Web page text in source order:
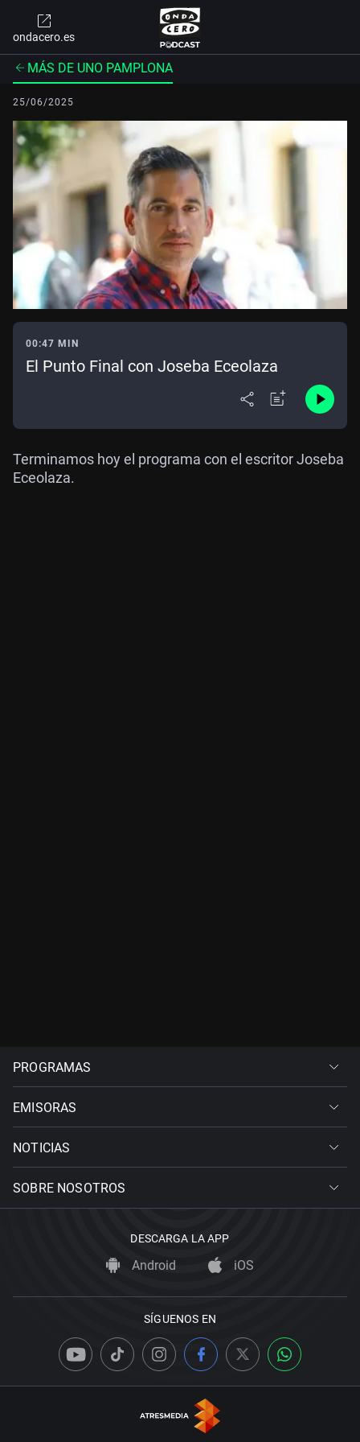
ondacero.es
MÁS DE UNO PAMPLONA
25/06/2025
00:47 MIN
El Punto Final con Joseba Eceolaza
Terminamos hoy el programa con el escritor Joseba
Eceolaza.
PROGRAMAS
EMISORAS
NOTICIAS
SOBRE NOSOTROS
DESCARGA LA APP
Android iOS
SÍGUENOS EN